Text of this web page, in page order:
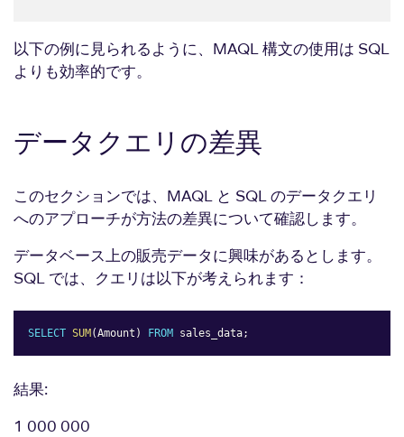
以下の例に見られるように、MAQL 構文の使用は SQL
よりも効率的です。
データクエリの差異
このセクションでは、MAQL と SQL のデータクエリ
へのアプローチが方法の差異について確認します。
データベース上の販売データに興味があるとします。
SQL では、クエリは以下が考えられます：
SELECT SUM (Amount ) FROM sales_data;
結果:
1 000 000